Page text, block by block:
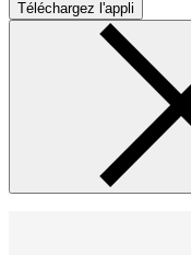
Téléchargez l'appli